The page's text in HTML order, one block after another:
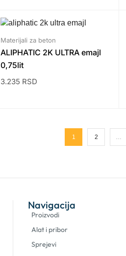
Materijali za beton
ALIPHATIC 2K ULTRA emajl
0,75lit
3.235 RSD
1 2 …
Navigacija
Proizvodi
Alat i pribor
Sprejevi